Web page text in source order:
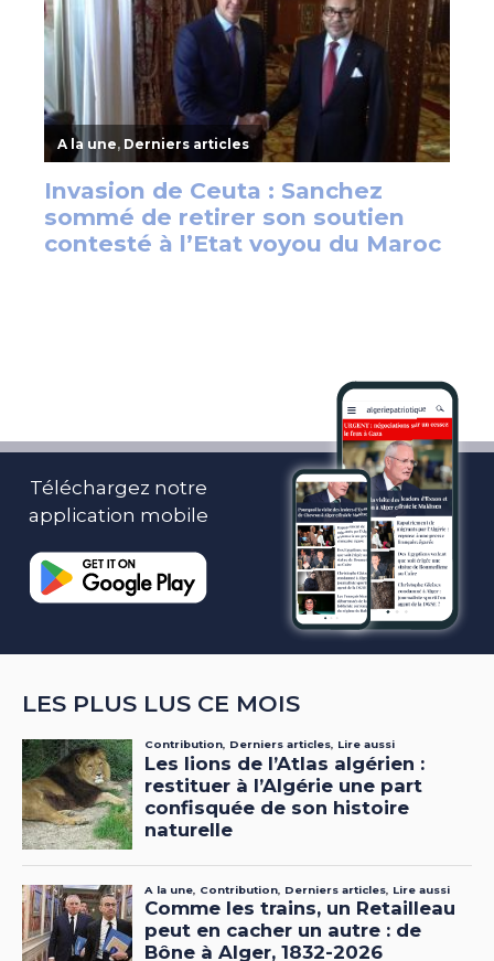
Téléchargez notre
application mobile
LES PLUS LUS CE MOIS